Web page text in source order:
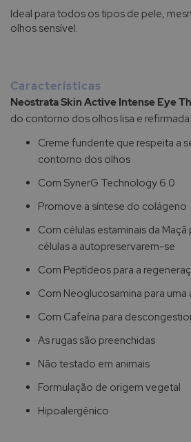
Ideal para todos os tipos de pele,
olhos sensível.
Características
Neostrata Skin Active Intense Eye
do contorno dos olhos lisa e refirmada.
Creme fundente que respeita a
contorno dos olhos
Com SynerG Technology 6.0
Promove a síntese do colágeno
Com células estaminais da
células a autopreservarem-se
Com Peptídeos para a
Com Neoglucosamina para uma
Com Cafeína para
As rugas são preenchidas
Não testado em animais
Formulação de origem vegetal
Hipoalergênico